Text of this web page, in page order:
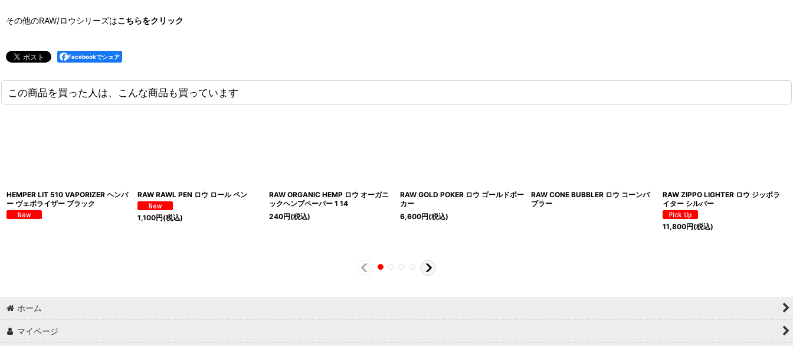
その他のRAW/ロウシリーズはこちらをクリック
Facebookでシェア
この商品を買った人は、こんな商品も買っています
HEMPER LIT 510 VAPORIZER ヘンパ
ー ヴェポライザー ブラック
RAW RAWL PEN ロウ ロール ペン
1,100円(税込)
RAW ORGANIC HEMP ロウ オーガニ
ックヘンプペーパー 1 14
240円(税込)
RAW GOLD POKER ロウ ゴールドポー
カー
6,600円(税込)
RAW CONE BUBBLER ロウ コーンバ
ブラー
RAW ZIPPO LIGHTER ロウ ジッポラ
イター シルバー
11,800円(税込)
ホーム
マイページ